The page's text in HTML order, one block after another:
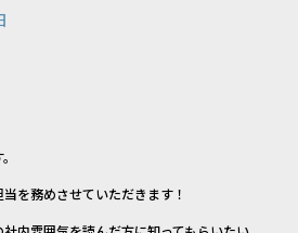
を務めさせていただきます！